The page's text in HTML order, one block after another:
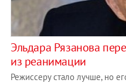
Эльдара Рязанова
из реанимации
Режиссеру стало лучше, но